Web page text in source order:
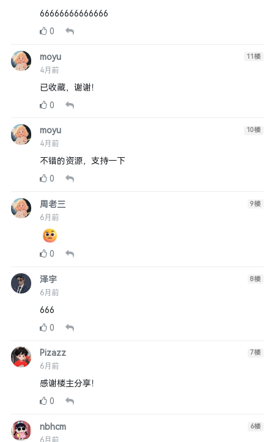
66666666666666
0
moyu
4月前
11楼
已收藏，谢谢！
0
moyu
4月前
10楼
不错的资源，支持一下
0
周老三
6月前
9楼
0
泽宇
6月前
8楼
666
0
Pizazz
6月前
7楼
感谢楼主分享！
0
nbhcm
6月前
6楼